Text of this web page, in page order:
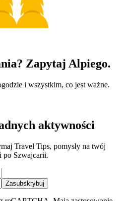
Zapytaj Alpiego.
i wszystkim, co jest ważne.
aktywności
Travel Tips, pomysły na twój
po Szwajcarii.
Zasubskrybuj